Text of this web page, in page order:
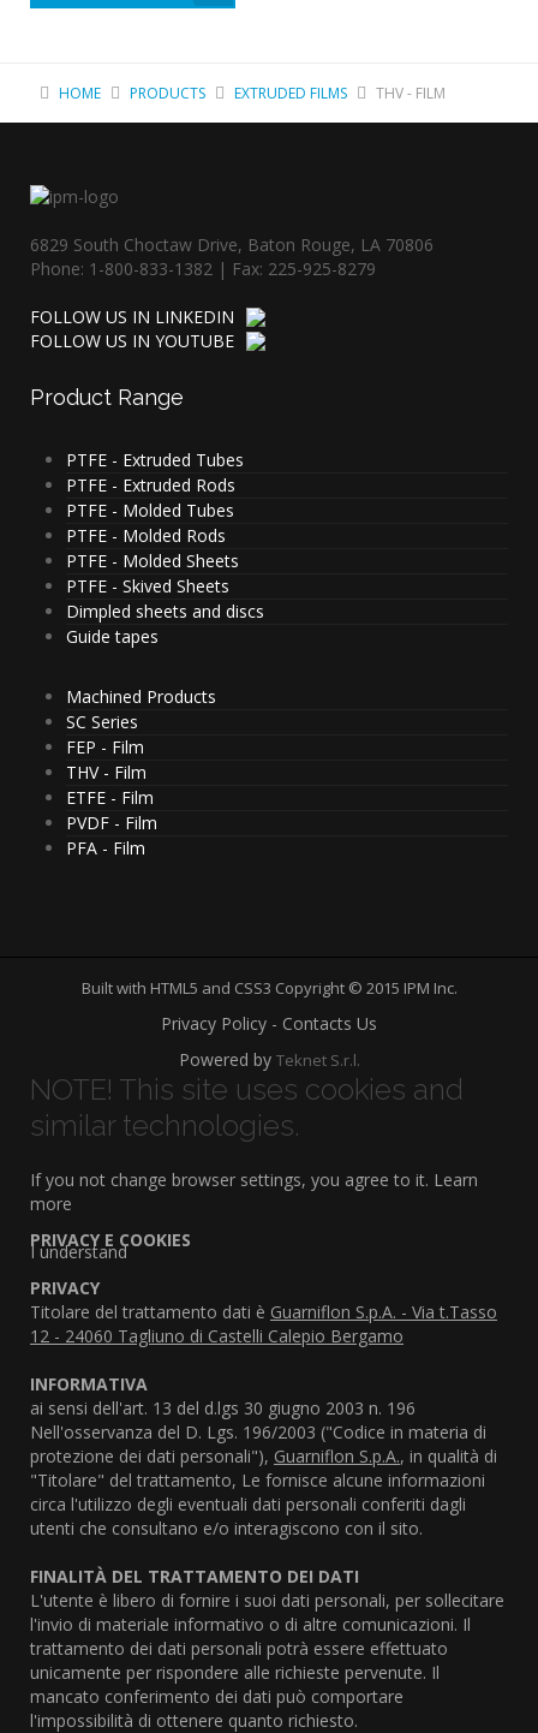
HOME PRODUCTS EXTRUDED FILMS THV - FILM
6829 South Choctaw Drive, Baton Rouge, LA 70806
Phone: 1-800-833-1382 | Fax: 225-925-8279
FOLLOW US IN LINKEDIN
FOLLOW US IN YOUTUBE
Product Range
PTFE - Extruded Tubes
PTFE - Extruded Rods
PTFE - Molded Tubes
PTFE - Molded Rods
PTFE - Molded Sheets
PTFE - Skived Sheets
Dimpled sheets and discs
Guide tapes
Machined Products
SC Series
FEP - Film
THV - Film
ETFE - Film
PVDF - Film
PFA - Film
Built with HTML5 and CSS3 Copyright © 2015 IPM Inc.
Privacy Policy - Contacts Us
Powered by Teknet S.r.l.
NOTE! This site uses cookies and
similar technologies.
If you not change browser settings, you agree to it. Learn
more
I understand
PRIVACY E COOKIES
PRIVACY
Titolare del trattamento dati è Guarniflon S.p.A. - Via t.Tasso
12 - 24060 Tagliuno di Castelli Calepio Bergamo
INFORMATIVA
ai sensi dell'art. 13 del d.lgs 30 giugno 2003 n. 196
Nell'osservanza del D. Lgs. 196/2003 ("Codice in materia di
protezione dei dati personali"), Guarniflon S.p.A., in qualità di
"Titolare" del trattamento, Le fornisce alcune informazioni
circa l'utilizzo degli eventuali dati personali conferiti dagli
utenti che consultano e/o interagiscono con il sito.
FINALITÀ DEL TRATTAMENTO DEI DATI
L'utente è libero di fornire i suoi dati personali, per sollecitare
l'invio di materiale informativo o di altre comunicazioni. Il
trattamento dei dati personali potrà essere effettuato
unicamente per rispondere alle richieste pervenute. Il
mancato conferimento dei dati può comportare
l'impossibilità di ottenere quanto richiesto.